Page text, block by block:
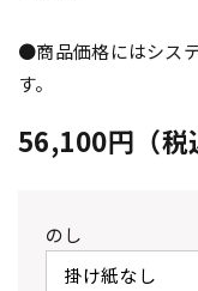
●商品価格にはシス
す。
56,100円（税
のし